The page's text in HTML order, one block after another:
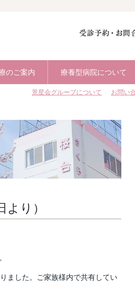
のご案内 療養型病院について
景星会グループについて お問い
り）
ました。ご家族様内で共有してい